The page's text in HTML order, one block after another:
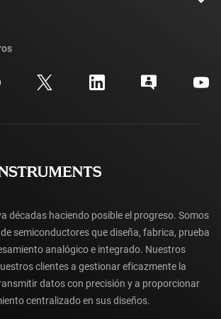
inversionistas
cruzadas
al cliente
sobre la cuenta myTI
sobre pedidos
décadas haciendo posible el progreso. Somos
semiconductores que diseña, fabrica, prueba
analógico e integrado. Nuestros
clientes a gestionar eficazmente la
datos con precisión y a proporcionar
centralizado en sus diseños.